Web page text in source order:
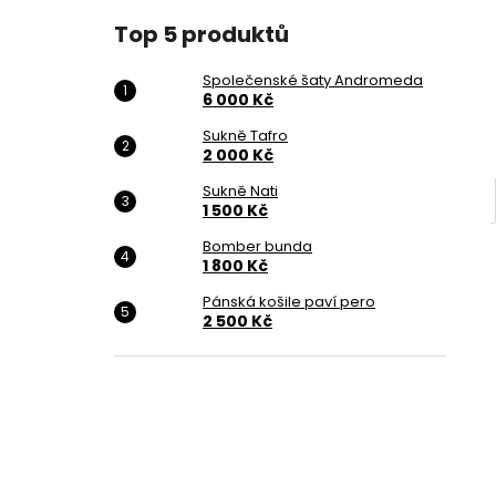
Top 5 produktů
Společenské šaty Andromeda
6 000 Kč
Sukně Tafro
2 000 Kč
Sukně Nati
1 500 Kč
Bomber bunda
1 800 Kč
Pánská košile paví pero
2 500 Kč